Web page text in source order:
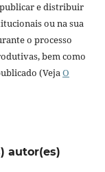
publicar e distribuir
ou na sua
o processo
bem como
(VejaO
autor(es)